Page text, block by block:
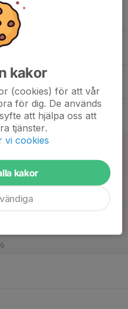
kakor
(cookies) för att vår
för dig. De används
att hjälpa oss att
tjänster.
vi cookies
kakor